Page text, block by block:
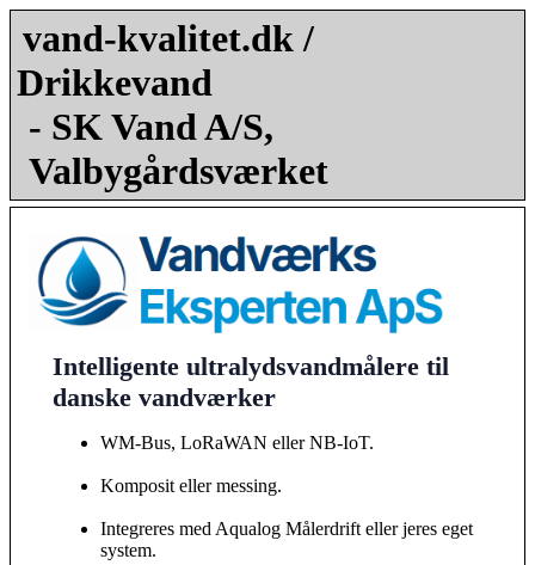
vand-kvalitet.dk /
Drikkevand
- SK Vand A/S,
Valbygårdsværket
Intelligente ultralydsvandmålere til
danske vandværker
WM-Bus, LoRaWAN eller NB-IoT.
Komposit eller messing.
Integreres med Aqualog Målerdrift eller jeres eget
system.